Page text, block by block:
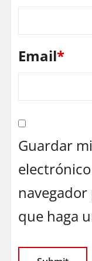
Email*
Guardar
que haga